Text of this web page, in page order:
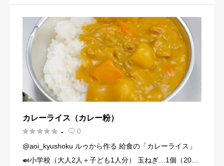
（120g） にんにくチューブ…少々（1 […]
カレーライス（カレー粉）
 -  0
@aoi_kyushoku ルゥから作る 給食の「カレーライス」
🍛小学校（大人2人＋子ども1人分） 玉ねぎ…1個（200